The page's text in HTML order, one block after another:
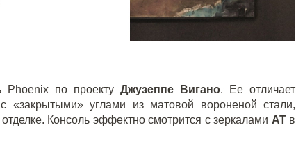
Phoenix по проекту Джузеппе Вигано. Ее отличает
«закрытыми» углами из матовой вороненой стали,
Консоль эффектно смотрится с зеркалами AT в